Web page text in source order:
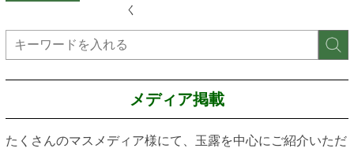
く
メディア掲載
たくさんのマスメディア様にて、玉露を中心にご紹介いただ